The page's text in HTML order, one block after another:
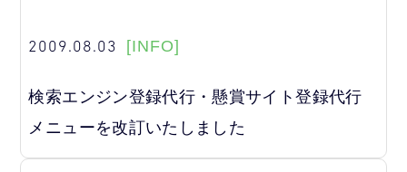
2009.08.03 [INFO]
検索エンジン登録代行・懸賞サイト登録代行
メニューを改訂いたしました